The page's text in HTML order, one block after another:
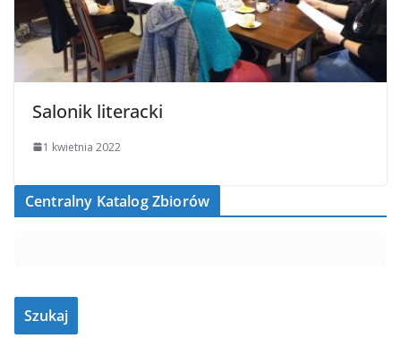
Salonik literacki
1 kwietnia 2022
Centralny Katalog Zbiorów